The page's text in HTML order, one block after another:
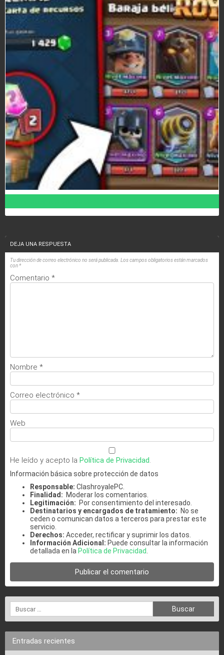
DEJA UNA RESPUESTA
Tu dirección de correo electrónico no será publicada. Los campos obligatorios están marcados
con *
Comentario *
Nombre *
Correo electrónico *
Web
He leído y acepto la Política de Privacidad.
Información básica sobre protección de datos
Responsable: ClashroyalePC.
Finalidad: Moderar los comentarios.
Legitimación: Por consentimiento del interesado.
Destinatarios y encargados de tratamiento: No se
ceden o comunican datos a terceros para prestar este
servicio.
Derechos: Acceder, rectificar y suprimir los datos.
Información Adicional: Puede consultar la información
detallada en la Política de Privacidad.
Entradas recientes